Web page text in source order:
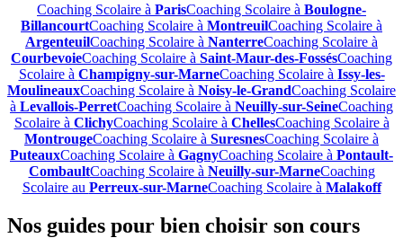
Coaching Scolaire à ParisCoaching Scolaire à Boulogne-
BillancourtCoaching Scolaire à MontreuilCoaching Scolaire à
ArgenteuilCoaching Scolaire à NanterreCoaching Scolaire à
CourbevoieCoaching Scolaire à Saint-Maur-des-FossésCoaching
Scolaire à Champigny-sur-MarneCoaching Scolaire à Issy-les-
MoulineauxCoaching Scolaire à Noisy-le-GrandCoaching Scolaire
à Levallois-PerretCoaching Scolaire à Neuilly-sur-SeineCoaching
Scolaire à ClichyCoaching Scolaire à ChellesCoaching Scolaire à
MontrougeCoaching Scolaire à SuresnesCoaching Scolaire à
PuteauxCoaching Scolaire à GagnyCoaching Scolaire à Pontault-
CombaultCoaching Scolaire à Neuilly-sur-MarneCoaching
Scolaire au Perreux-sur-MarneCoaching Scolaire à Malakoff
Nos guides pour bien choisir son cours